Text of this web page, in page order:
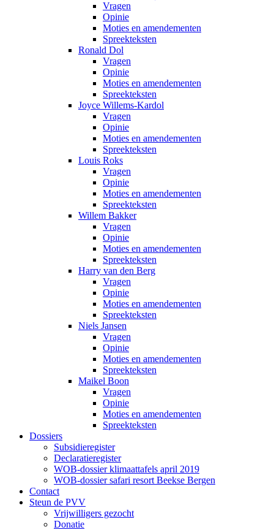
Vragen
Opinie
Moties en amendementen
Spreekteksten
Ronald Dol
Vragen
Opinie
Moties en amendementen
Spreekteksten
Joyce Willems-Kardol
Vragen
Opinie
Moties en amendementen
Spreekteksten
Louis Roks
Vragen
Opinie
Moties en amendementen
Spreekteksten
Willem Bakker
Vragen
Opinie
Moties en amendementen
Spreekteksten
Harry van den Berg
Vragen
Opinie
Moties en amendementen
Spreekteksten
Niels Jansen
Vragen
Opinie
Moties en amendementen
Spreekteksten
Maikel Boon
Vragen
Opinie
Moties en amendementen
Spreekteksten
Dossiers
Subsidieregister
Declaratieregister
WOB-dossier klimaattafels april 2019
WOB-dossier safari resort Beekse Bergen
Contact
Steun de PVV
Vrijwilligers gezocht
Donatie